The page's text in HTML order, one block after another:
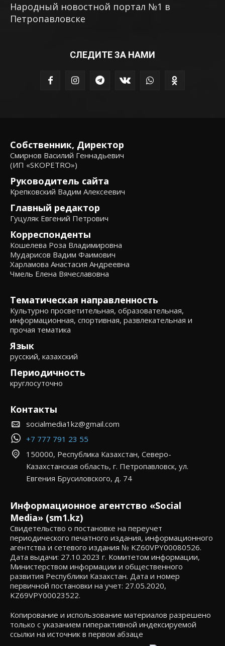
Народный новостной портал №1 в
Петропавловске
СЛЕДИТЕ ЗА НАМИ
Собственник, Директор
Смирнов Василий Геннадьевич
(ИП «SKOPETRO»)
Руководитель сайта
Крепковский Вадим Алексеевич
Главный редактор
Гуцуляк Евгений Петрович
Корреспонденты
Кошелева Роза Владимировна
Мударисов Вадим Фаимович
Харламова Анастасия Андреевна
Чмель Елена Вячеславовна
Тематическая направленность
Культурно просветительная, образовательная,
информационная, спортивная, развлекательная и
прочая тематика
Язык
русский, казахский
Периодичность
круглосуточно
Контакты
socialmedia1kz@gmail.com
+7 777 791 23 55
150000, Республика Казахстан, Северо-
Казахстанская область, г. Петропавловск, ул.
Евгения Брусиловского, д. 74
Информационное агентство «Social
Media» (sm1.kz)
Свидетельство о постановке на переучет
периодического печатного издания, информационного
агентства и сетевого издания № KZ60VPY00080526.
Дата выдачи: 27.10.2023 г. Комитетом информации,
Министерством информации и общественного
развития Республики Казахстан. Дата и номер
первичной постановки на учет: 27.05.2020,
KZ69VPY00023522.
Копирование и использование материалов разрешено
только с указанием гиперактивной индексируемой
ссылки на источник в первом абзаце